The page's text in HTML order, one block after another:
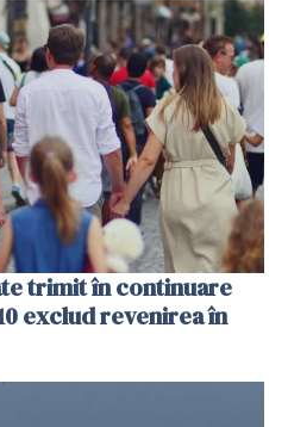
trimit în continuare
exclud revenirea în